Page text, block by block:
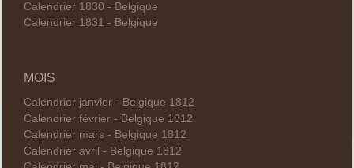
Calendrier 1830 - Belgique
Calendrier 1831 - Belgique
MOIS
Calendrier janvier - Belgique 1812
Calendrier février - Belgique 1812
Calendrier mars - Belgique 1812
Calendrier avril - Belgique 1812